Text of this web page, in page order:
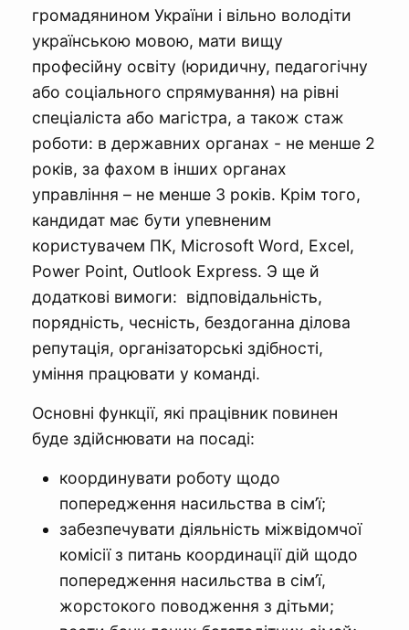
громадянином України і вільно володіти
українською мовою, мати вищу
професійну освіту (юридичну, педагогічну
або соціального спрямування) на рівні
спеціаліста або магістра, а також стаж
роботи: в державних органах - не менше 2
років, за фахом в інших органах
управління – не менше 3 років. Крім того,
кандидат має бути упевненим
користувачем ПК, Microsoft Word, Excel,
Power Point, Outlook Express. Э ще й
додаткові вимоги: відповідальність,
порядність, чесність, бездоганна ділова
репутація, організаторські здібності,
уміння працювати у команді.
Основні функції, які працівник повинен
буде здійснювати на посаді:
координувати роботу щодо
попередження насильства в сім’ї;
забезпечувати діяльність міжвідомчої
комісії з питань координації дій щодо
попередження насильства в сім’ї,
жорстокого поводження з дітьми;